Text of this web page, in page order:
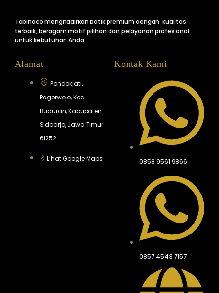
Tabinaco menghadirkan batik premium dengan kualitas
terbaik, beragam motif pilihan dan pelayanan profesional
untuk kebutuhan Anda
Alamat
Pondokjati,
Pagerwojo, Kec.
Buduran, Kabupaten
Sidoarjo, Jawa Timur
61252
Lihat Google Maps
Kontak Kami
0858 9561 9866
0857 4543 7157